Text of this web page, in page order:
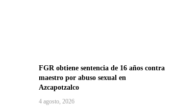
FGR obtiene sentencia de 16 años contra
maestro por abuso sexual en
Azcapotzalco
4 agosto, 2026